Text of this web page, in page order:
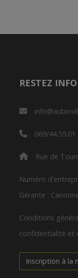
RESTEZ
069/44.55.01
Rue de
Numéro
Gérante :
Conditions
confidentialité et
Inscription à la